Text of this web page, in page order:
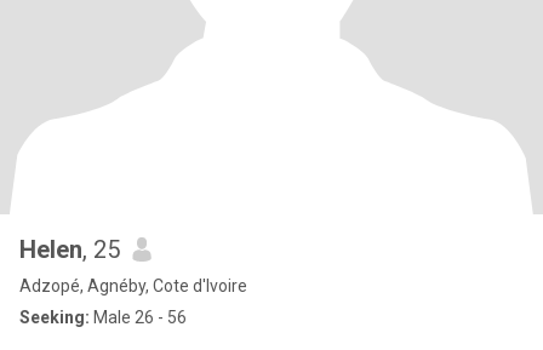
Helen, 25
Adzopé, Agnéby, Cote d'Ivoire
Seeking: Male 26 - 56